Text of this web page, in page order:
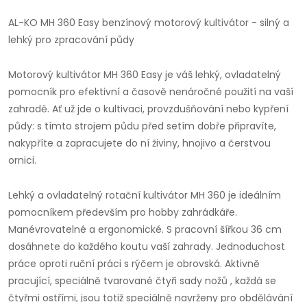
AL-KO MH 360 Easy benzínový motorový kultivátor - silný a
lehký pro zpracování půdy
Motorový kultivátor MH 360 Easy je váš lehký, ovladatelný
pomocník pro efektivní a časově nenáročné použití na vaší
zahradě. Ať už jde o kultivaci, provzdušňování nebo kypření
půdy: s tímto strojem půdu před setím dobře připravíte,
nakypříte a zapracujete do ní živiny, hnojivo a čerstvou
ornici.
Lehký a ovladatelný rotační kultivátor MH 360 je ideálním
pomocníkem především pro hobby zahrádkáře.
Manévrovatelné a ergonomické. S pracovní šířkou 36 cm
dosáhnete do každého koutu vaší zahrady. Jednoduchost
práce oproti ruční práci s rýčem je obrovská. Aktivně
pracující, speciálně tvarované čtyři sady nožů , každá se
čtyřmi ostřími, jsou totiž speciálně navrženy pro obdělávání